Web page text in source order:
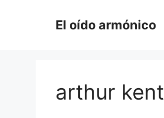
El oído armónico
arthur kent